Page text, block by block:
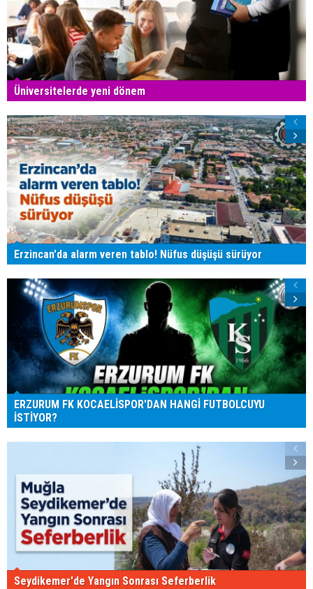
Üniversitelerde yeni dönem
Erzincan'da alarm veren tablo! Nüfus düşüşü sürüyor
ERZURUM FK KOCAELİSPOR'DAN HANGİ FUTBOLCUYU
İSTİYOR?
Seydikemer'de Yangın Sonrası Seferberlik